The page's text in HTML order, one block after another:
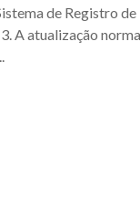
de Registro
A atualização